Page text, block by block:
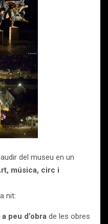
del museu en un
música, circ i
nit:
peu d’obra de les obres